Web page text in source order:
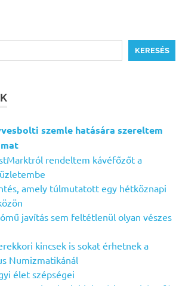
KERESÉS
szemle hatására szereltem
rendeltem kávéfőzőt a
amely túlmutatott egy hétköznapi
javítás sem feltétlenül olyan vészes
kincsek is sokat érhetnek a
Numizmatikánál
élet szépségei